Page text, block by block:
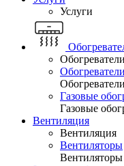
Услуги
Обогреватели
Газовые
Газовые
Вентиляция
Вентиляция
Вентиляторы
Вентиляторы